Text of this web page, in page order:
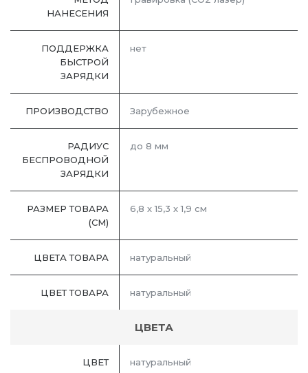
НАНЕСЕНИЯ
ПОДДЕРЖКА
БЫСТРОЙ
ЗАРЯДКИ
нет
ПРОИЗВОДСТВО Зарубежное
РАДИУС
БЕСПРОВОДНОЙ
ЗАРЯДКИ
до 8 мм
РАЗМЕР ТОВАРА
(СМ)
6,8 х 15,3 х 1,9 см
ЦВЕТА ТОВАРА натуральный
ЦВЕТ ТОВАРА натуральный
ЦВЕТА
ЦВЕТ натуральный